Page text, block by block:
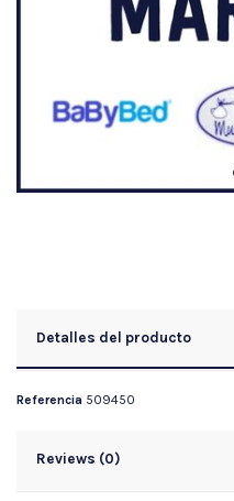
Detalles del producto
Referencia 509450
Reviews (0)